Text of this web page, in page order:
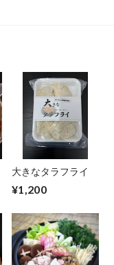
大きなタラフライ
¥1,200